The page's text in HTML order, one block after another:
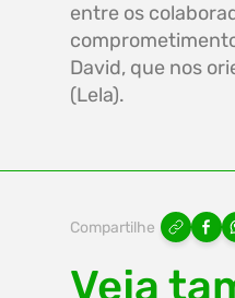
entre os
David, que nos
(Lela).
Compartilhe
Veja